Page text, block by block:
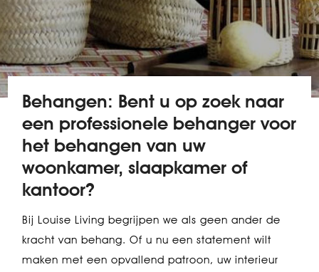
Behangen: Bent u op zoek naar
een professionele behanger voor
het behangen van uw
woonkamer, slaapkamer of
kantoor?
Bij Louise Living begrijpen we als geen ander de
kracht van behang. Of u nu een statement wilt
maken met een opvallend patroon, uw interieur